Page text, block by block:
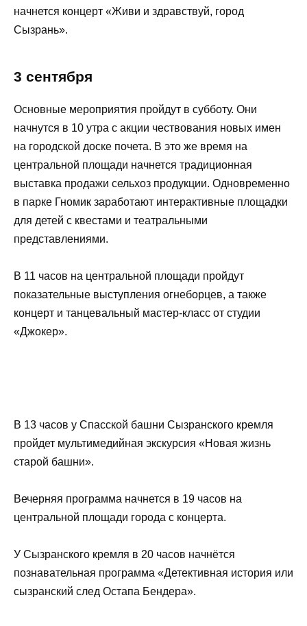
начнется концерт «Живи и здравствуй, город
Сызрань».
3 сентября
Основные мероприятия пройдут в субботу. Они
начнутся в 10 утра с акции чествования новых имен
на городской доске почета. В это же время на
центральной площади начнется традиционная
выставка продажи сельхоз продукции. Одновременно
в парке Гномик заработают интерактивные площадки
для детей с квестами и театральными
представлениями.
В 11 часов на центральной площади пройдут
показательные выступления огнеборцев, а также
концерт и танцевальный мастер-класс от студии
«Джокер».
В 13 часов у Спасской башни Сызранского кремля
пройдет мультимедийная экскурсия «Новая жизнь
старой башни».
Вечерняя программа начнется в 19 часов на
центральной площади города с концерта.
У Сызранского кремля в 20 часов начнётся
познавательная программа «Детективная история или
сызранский след Остапа Бендера».